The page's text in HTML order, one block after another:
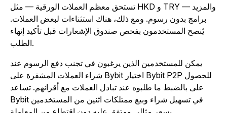
تستحق معظم العملات الورقية — مثل HKD و TRY والمزيد —
برامج بدون رسوم. ومع ذلك، هناك استثناءات لبعض العملات.
يُنصح المستخدمون بفحص صندوق الإشعارات قبل تأكيد إنهاء
يمكن للمستخدمين الذين يرغبون في تجنب دفع الرسوم عند
شراء العملات المشفرة على Bybit اختيار Bybit P2P للحصول
على بالضبط ما طلبوه عند تبادل العملات مع أقرانهم. تساعد
Bybit في تسهيل شراء وبيع ممتلكات اثنين من المستخدمين